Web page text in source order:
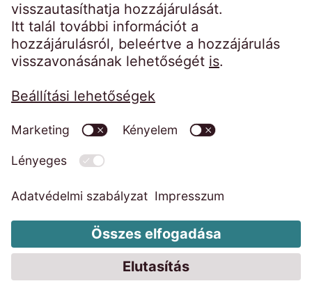
Kezdőoldal Impresszum
Weboldal adatkezelési tájékoztatója
Magatartási kódexek
Visszaélés bejelentő rendszer
EOS Faktor Zrt. MNB határozatok
EOS KSI Adatkezelési tájékoztató
EOS Faktor Adatkezelési tájékoztató
Adatkezelési harmadik személynek